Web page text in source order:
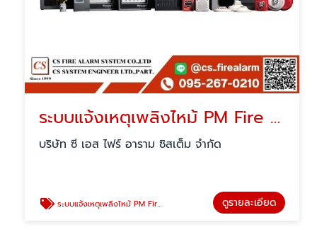
ระบบแจ้งเหตุเพลิงไหม้ PM Fire alarm
บริษัท ซี เอส ไฟร์ อาราม ซิสเต็ม จำกัด
ระบบแจ้งเหตุเพลิงไหม้ PM Fire alarm ดูรายละเอียด